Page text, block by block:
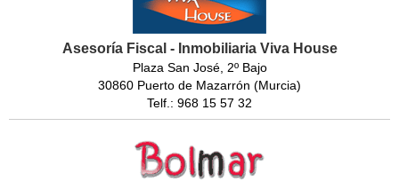
Asesoría Fiscal - Inmobiliaria Viva House
Plaza San José, 2º Bajo
30860 Puerto de Mazarrón (Murcia)
Telf.: 968 15 57 32